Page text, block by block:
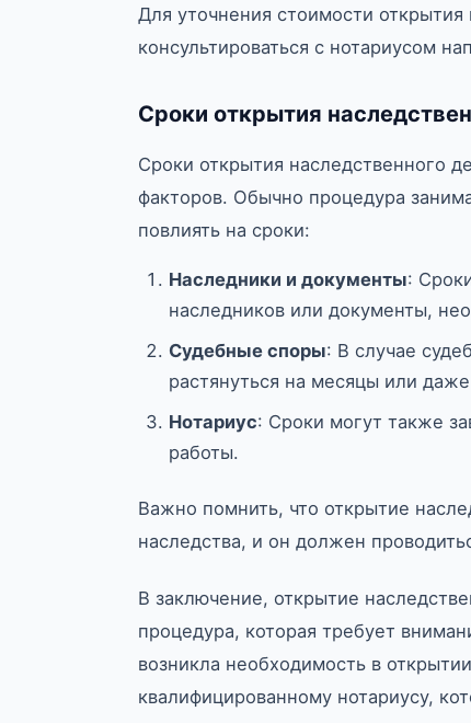
Для уточнения стоимости
консультироваться с нотариусом
Сроки открытия
Сроки открытия наследственного
факторов. Обычно процедура
повлиять на сроки:
Наследники и документы:
наследников или документы,
Судебные споры: В случае
растянуться на месяцы или
Нотариус: Сроки могут также
работы.
Важно помнить, что открытие
наследства, и он должен
В заключение, открытие
процедура, которая требует
возникла необходимость в
квалифицированному нотариусу,